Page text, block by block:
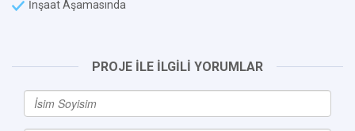
İnşaat Aşamasında
PROJE İLE İLGİLİ YORUMLAR